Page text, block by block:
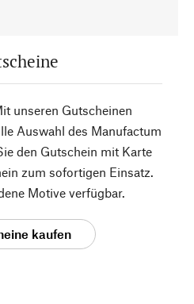
unseren Gutscheinen
Auswahl des Manufactum
den Gutschein mit Karte
zum sofortigen Einsatz.
Motive verfügbar.
kaufen